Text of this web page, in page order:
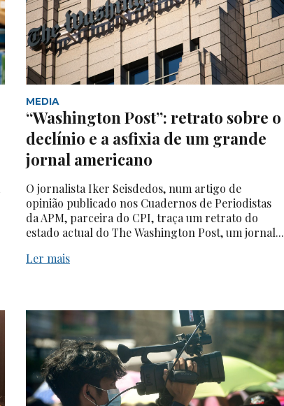
MEDIA
“Washington Post”: retrato sobre o
declínio e a asfixia de um grande
jornal americano
O jornalista Iker Seisdedos, num artigo de
opinião publicado nos Cuadernos de Periodistas
da APM, parceira do CPI, traça um retrato do
estado actual do The Washington Post, um jornal...
Ler mais